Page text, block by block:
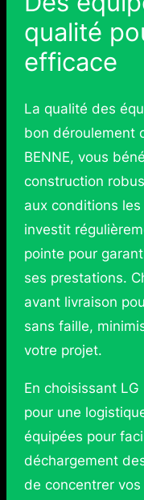
qualité
efficace
La qualité des
bon déroulement
BENNE, vous
construction
aux conditions les
investit
pointe pour
ses prestations.
avant livraison
sans faille,
votre projet.
En choisissant LG
pour une
équipées pour
déchargement
de concentrer vos